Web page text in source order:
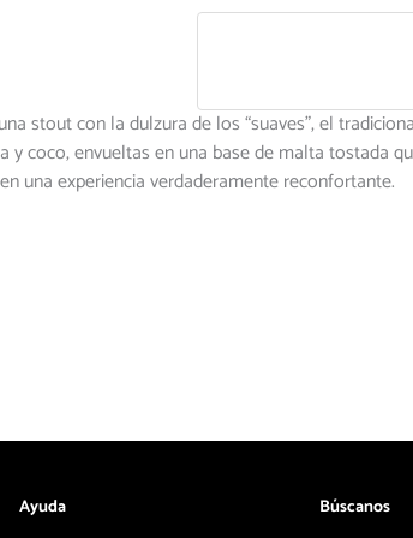
stout con la dulzura de los “suaves”, el
y coco, envueltas en una base de malta tostada
una experiencia verdaderamente reconfortante.
Ayuda Búscanos